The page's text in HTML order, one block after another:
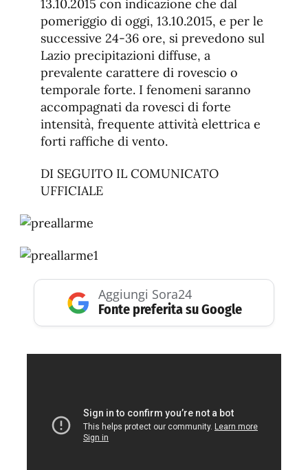
13.10.2015 con indicazione che dal
pomeriggio di oggi, 13.10.2015, e per le
successive 24-36 ore, si prevedono sul
Lazio precipitazioni diffuse, a
prevalente carattere di rovescio o
temporale forte. I fenomeni saranno
accompagnati da rovesci di forte
intensità, frequente attività elettrica e
forti raffiche di vento.
DI SEGUITO IL COMUNICATO
UFFICIALE
Aggiungi Sora24
Fonte preferita su Google